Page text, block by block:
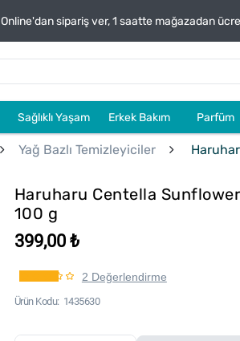
Online'dan sipariş ver, 1 saatte mağazadan
Sağlıklı Yaşam Erkek Bakım Parfüm
Yağ Bazlı Temizleyiciler
Haruharu Centella
100 g
399,00 ₺
2 Değerlendirme
Ürün Kodu 1435630